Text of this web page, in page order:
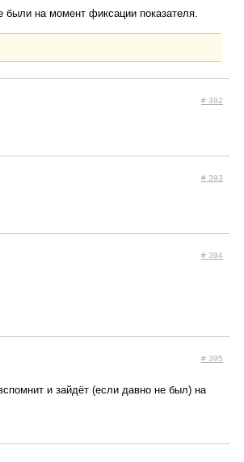
были на момент фиксации показателя.
# 392
# 393
# 394
# 395
и зайдёт (если давно не был) на